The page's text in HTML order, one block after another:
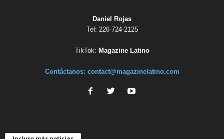
Daniel Rojas
Tel: 226-724-2125
TikTok: Magazine Latino
Contáctanos: contact@magazinelatino.com